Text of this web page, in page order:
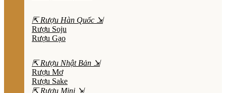
⇱ Rượu Hàn Quốc ⇲
Rượu Soju
Rượu Gạo
⇱ Rượu Nhật Bản ⇲
Rượu Mơ
Rượu Sake
⇱ Rượu Mini ⇲